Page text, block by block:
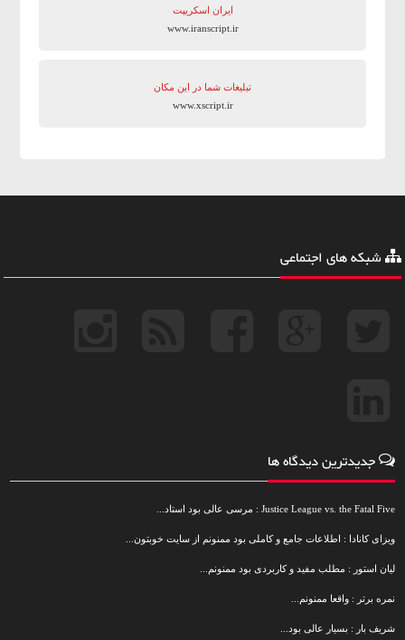
ایران اسکریپت
www.iranscript.ir
تبلیغات شما در این مکان
www.xscript.ir
شبکه های اجتماعی
جدیدترین دیدگاه ها
Justice League vs. the Fatal Five : مرسی عالی بود استاد...
ویزای کانادا : اطلاعات جامع و کاملی بود ممنونم از سایت خوبتون...
لیان استور : مطلب مفید و کاربردی بود ممنونم...
نمره برتر : واقعا ممنونم...
شریف بار : بسیار عالی بود...